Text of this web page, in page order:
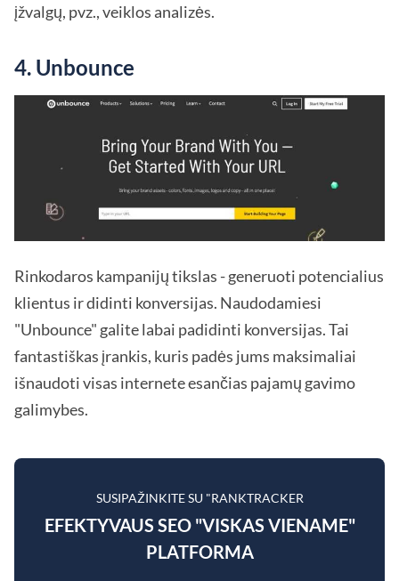
įžvalgų, pvz., veiklos analizės.
4. Unbounce
Rinkodaros kampanijų tikslas - generuoti potencialius
klientus ir didinti konversijas. Naudodamiesi
"Unbounce" galite labai padidinti konversijas. Tai
fantastiškas įrankis, kuris padės jums maksimaliai
išnaudoti visas internete esančias pajamų gavimo
galimybes.
SUSIPAŽINKITE SU "RANKTRACKER
EFEKTYVAUS SEO "VISKAS VIENAME"
PLATFORMA